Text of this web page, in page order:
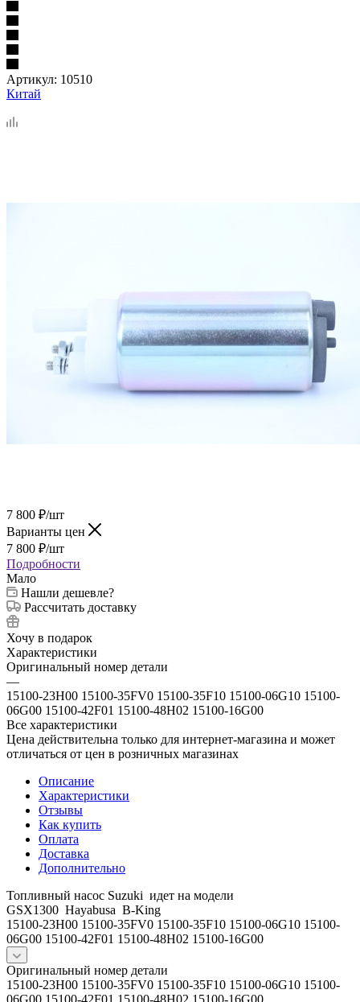
Артикул: 10510
Китай
7 800 ₽/шт
Варианты цен
7 800 ₽/шт
Подробности
Мало
Нашли дешевле?
Рассчитать доставку
Хочу в подарок
Характеристики
Оригинальный номер детали
—
15100-23H00 15100-35FV0 15100-35F10 15100-06G10 15100-
06G00 15100-42F01 15100-48H02 15100-16G00
Все характеристики
Цена действительна только для интернет-магазина и может
отличаться от цен в розничных магазинах
Описание
Характеристики
Отзывы
Как купить
Оплата
Доставка
Дополнительно
Топливный насос Suzuki идет на модели
GSX1300 Hayabusa B-King
15100-23H00 15100-35FV0 15100-35F10 15100-06G10 15100-
06G00 15100-42F01 15100-48H02 15100-16G00
Оригинальный номер детали
15100-23H00 15100-35FV0 15100-35F10 15100-06G10 15100-
06G00 15100-42F01 15100-48H02 15100-16G00